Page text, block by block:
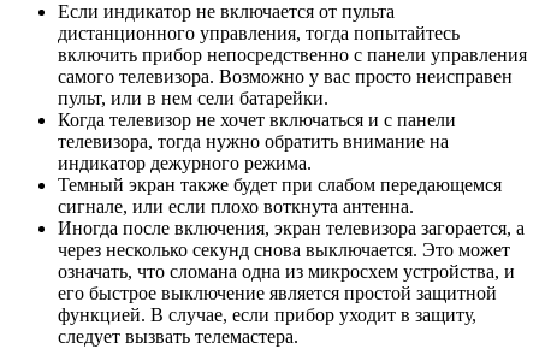
Если индикатор не включается от пульта
дистанционного управления, тогда попытайтесь
включить прибор непосредственно с панели управления
самого телевизора. Возможно у вас просто неисправен
пульт, или в нем сели батарейки.
Когда телевизор не хочет включаться и с панели
телевизора, тогда нужно обратить внимание на
индикатор дежурного режима.
Темный экран также будет при слабом передающемся
сигнале, или если плохо воткнута антенна.
Иногда после включения, экран телевизора загорается, а
через несколько секунд снова выключается. Это может
означать, что сломана одна из микросхем устройства, и
его быстрое выключение является простой защитной
функцией. В случае, если прибор уходит в защиту,
следует вызвать телемастера.